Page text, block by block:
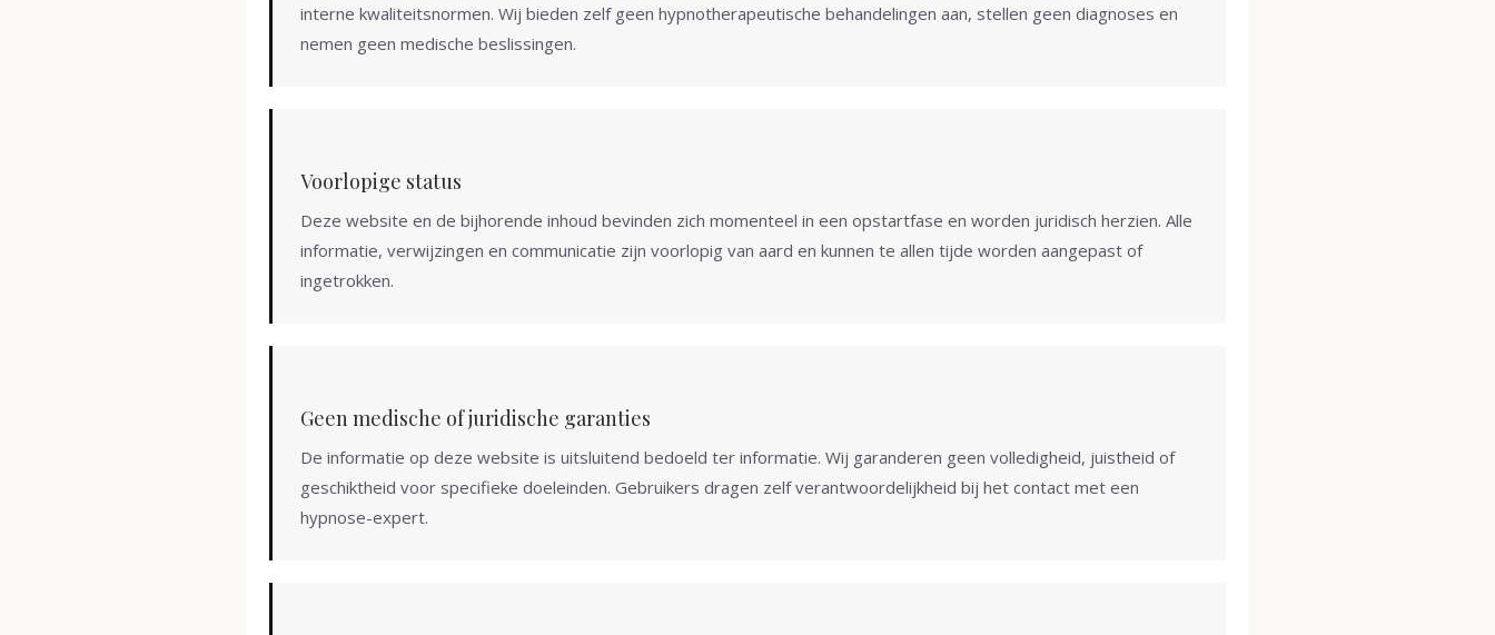
interne kwaliteitsnormen. Wij bieden zelf geen hypnotherapeutische behandelingen aan, stellen geen diagnoses en
nemen geen medische beslissingen.
Voorlopige status
Deze website en de bijhorende inhoud bevinden zich momenteel in een opstartfase en worden juridisch herzien. Alle
informatie, verwijzingen en communicatie zijn voorlopig van aard en kunnen te allen tijde worden aangepast of
ingetrokken.
Geen medische of juridische garanties
De informatie op deze website is uitsluitend bedoeld ter informatie. Wij garanderen geen volledigheid, juistheid of
geschiktheid voor specifieke doeleinden. Gebruikers dragen zelf verantwoordelijkheid bij het contact met een
hypnose-expert.